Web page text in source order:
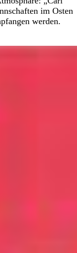
im Osten
werden.